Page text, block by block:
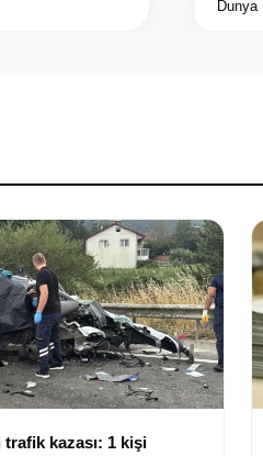
Dunya
trafik kazası: 1 kişi